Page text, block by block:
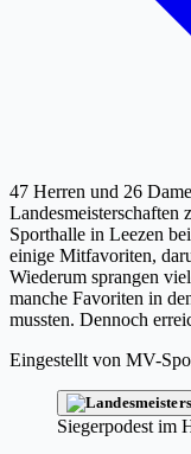
47 Herren und 26
Landesmeisterschaften
Sporthalle in Leezen
einige Mitfavoriten,
Wiederum sprangen
manche Favoriten in
mussten. Dennoch
Eingestellt von MV-
Siegerpodest im